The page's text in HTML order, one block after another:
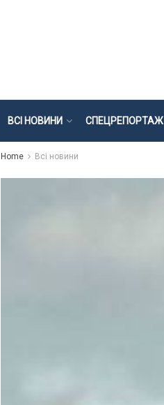
ВСІ НОВИНИ СПЕЦРЕПОРТАЖ
Home Всі новини